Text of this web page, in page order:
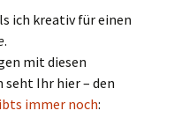
ich kreativ für einen
.
mit diesen
Ihr hier – den
immer noch: